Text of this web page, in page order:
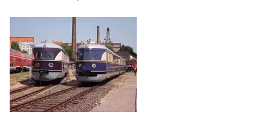
Dieselloks | Kleinloks
3 335 BR 335 DB Köf 12 ·Gmeinder, Jung, O&K,
Jung ZR 105 ex DRG Kö
LKM N2
Dieselloks | Schmalspur